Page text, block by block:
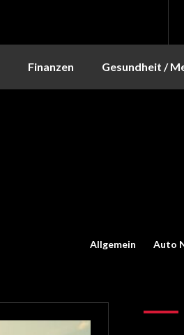
Finanzen Gesundheit /
Allgemein Auto